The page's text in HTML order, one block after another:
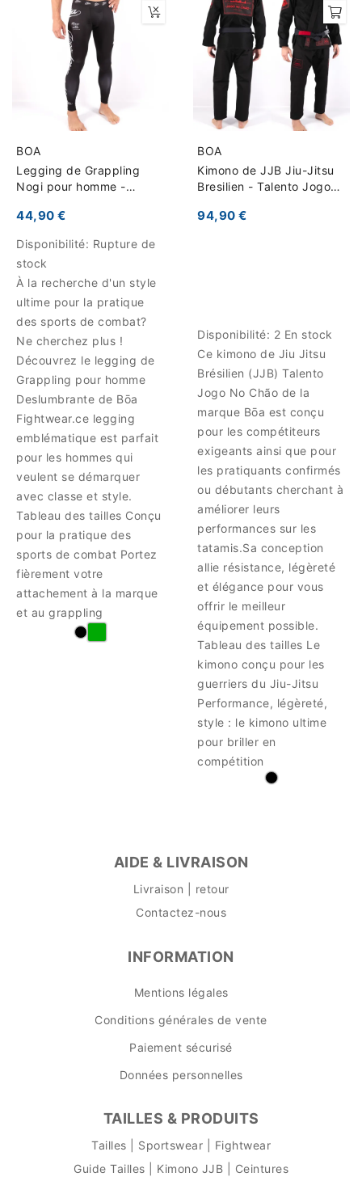
BOA
Legging de Grappling
Nogi pour homme -
44,90 €
Disponibilité: Rupture de
stock
À la recherche d'un style
ultime pour la pratique
des sports de combat?
Ne cherchez plus !
Découvrez le legging de
Grappling pour homme
Deslumbrante de Bōa
Fightwear.ce legging
emblématique est parfait
pour les hommes qui
veulent se démarquer
avec classe et style.
Tableau des tailles Conçu
pour la pratique des
sports de combat Portez
fièrement votre
attachement à la marque
et au grappling
BOA
Kimono de JJB Jiu-Jitsu
Bresilien - Talento Jogo
94,90 €
Disponibilité: 2 En stock
Ce kimono de Jiu Jitsu
Brésilien (JJB) Talento
Jogo No Chão de la
marque Bōa est conçu
pour les compétiteurs
exigeants ainsi que pour
les pratiquants confirmés
ou débutants cherchant à
améliorer leurs
performances sur les
tatamis.Sa conception
allie résistance, légèreté
et élégance pour vous
offrir le meilleur
équipement possible.
Tableau des tailles Le
kimono conçu pour les
guerriers du Jiu-Jitsu
Performance, légèreté,
style : le kimono ultime
pour briller en
compétition
AIDE & LIVRAISON
Livraison | retour
Contactez-nous
INFORMATION
Mentions légales
Conditions générales de vente
Paiement sécurisé
Données personnelles
TAILLES & PRODUITS
Tailles | Sportswear | Fightwear
Guide Tailles | Kimono JJB | Ceintures